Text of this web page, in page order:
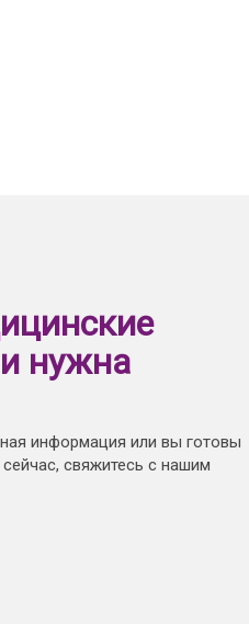
нужна
информация или вы готовы
свяжитесь с нашим